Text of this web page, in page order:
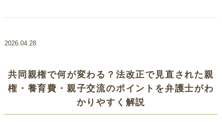
2026.04.28
共同親権で何が変わる？法改正で見直された親
権・養育費・親子交流のポイントを弁護士がわ
かりやすく解説